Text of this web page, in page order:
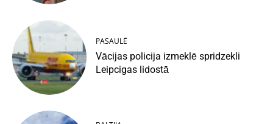
PASAULĒ
Vācijas policija izmeklē spridzekli
Leipcigas lidostā